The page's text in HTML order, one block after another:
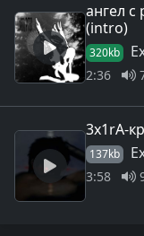
ангел
(intro)
320kb
2:36
3x1rA-
137kb
3:58